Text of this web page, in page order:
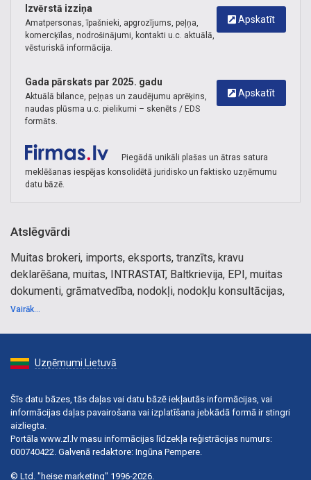
Apskatīt
Izvērstā izziņa
Amatpersonas, īpašnieki, apgrozījums, peļņa,
komercķīlas, nodrošinājumi, kontakti u.c. aktuālā,
vēsturiskā informācija.
Apskatīt
Gada pārskats par 2025. gadu
Aktuālā bilance, peļņas un zaudējumu aprēķins,
naudas plūsma u.c. pielikumi – skenēts / EDS
formāts.
Piegādā unikāli plašas un ātras satura
meklēšanas iespējas konsolidētā juridisko un faktisko uzņēmumu
datu bāzē.
Atslēgvārdi
Muitas brokeri, imports, eksports, tranzīts, kravu
deklarēšana, muitas, INTRASTAT, Baltkrievija, EPI, muitas
dokumenti, grāmatvedība, nodokļi, nodokļu konsultācijas,
uzņēmumu reģistrācija, gada pārskati, INTRASTAT, Rīga,
muitas dokumentu noformēšana.
Vairāk...
Uzņēmumi Lietuvā
Šīs datu bāzes, tās daļas vai datu bāzē iekļautās informācijas, vai
informācijas daļas pavairošana vai izplatīšana jebkādā formā ir stingri
aizliegta.
Portāla www.zl.lv masu informācijas līdzekļa reģistrācijas numurs:
000740422. Galvenā redaktore: Ingūna Pempere.
© Ltd. "heise marketing" 1996-2026.